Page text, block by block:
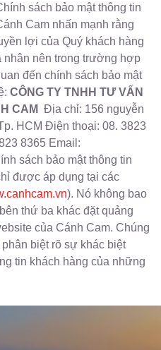
sách bảo mật thông tin
Cam nhấn mạnh rằng
lợi của Quý khách hàng
nhân nên trong trường hợp
đến chính sách bảo mật
CÔNG TY TNHH TƯ VẤN
CAM Địa chỉ: 156 nguyễn
HCM Điện thoại: 08. 3823
8365 Email:
sách bảo mật thông tin
được áp dụng tại các
). Nó không bao
thứ ba khác đặt quảng
của Cánh Cam. Chúng
biệt rõ sự khác biệt
tin khách hàng của những